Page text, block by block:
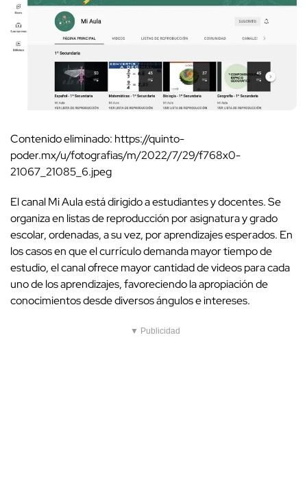
Contenido eliminado: https://quinto-
poder.mx/u/fotografias/m/2022/7/29/f768x0-
21067_21085_6.jpeg
El canal Mi Aula está dirigido a estudiantes y docentes. Se
organiza en listas de reproducción por asignatura y grado
escolar, ordenadas, a su vez, por aprendizajes esperados. En
los casos en que el currículo demanda mayor tiempo de
estudio, el canal ofrece mayor cantidad de videos para cada
uno de los aprendizajes, favoreciendo la apropiación de
conocimientos desde diversos ángulos e intereses.
▼ Publicidad